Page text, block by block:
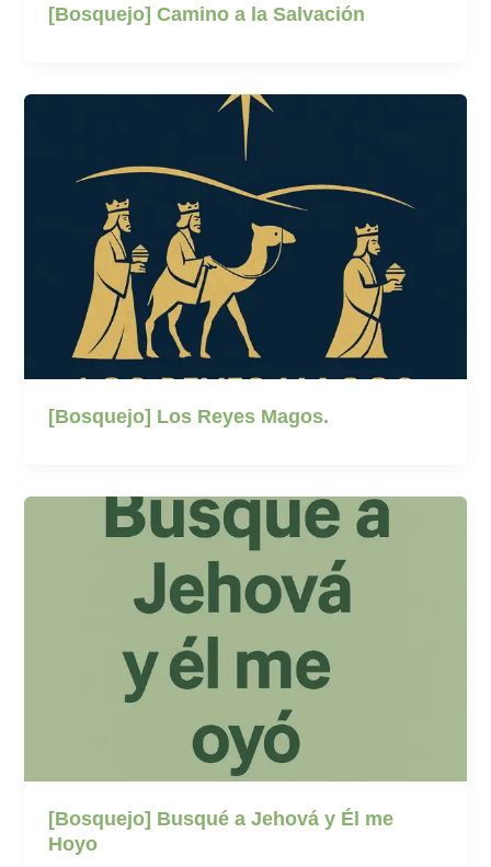
[Bosquejo] Camino a la Salvación
[Bosquejo] Los Reyes Magos.
[Bosquejo] Busqué a Jehová y Él me
Hoyo